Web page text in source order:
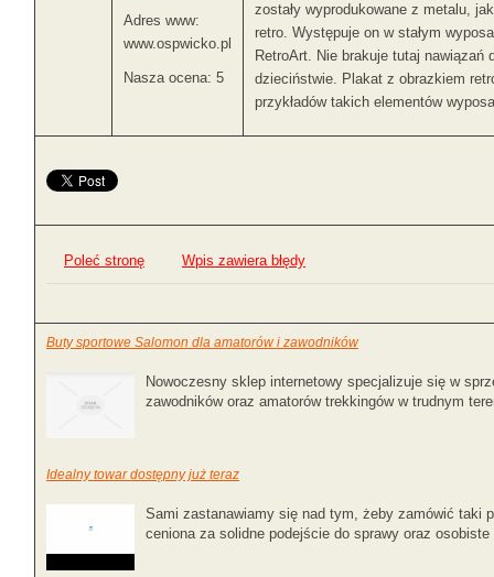
Adres www:
www.ospwicko.pl
Nasza ocena: 5
zostały wyprodukowane z metalu,
retro. Występuje on w stałym
RetroArt. Nie brakuje tutaj nawiązań
dzieciństwie. Plakat z obrazkiem
przykładów takich elementów
Poleć stronę Wpis zawiera błędy
Buty sportowe Salomon dla amatorów i zawodników
Nowoczesny sklep internetowy specjalizuje się w
zawodników oraz amatorów trekkingów w trudnym
Idealny towar dostępny już teraz
Sami zastanawiamy się nad tym, żeby zamówić taki
ceniona za solidne podejście do sprawy oraz osobiste